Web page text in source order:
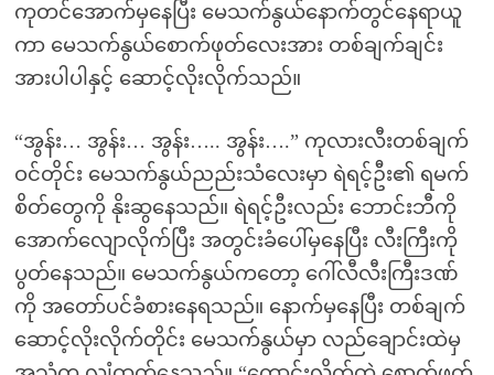
ကုတင်အောက်မှနေပြီး မေသက်နွယ်နောက်တွင်နေရာယူ
ကာ မေသက်နွယ်စောက်ဖုတ်လေးအား တစ်ချက်ချင်း
အားပါပါနှင့် ဆောင့်လိုးလိုက်သည်။
“အွန်း… အွန်း… အွန်း….. အွန်း….” ကုလားလီးတစ်ချက်
ဝင်တိုင်း မေသက်နွယ်ညည်းသံလေးမှာ ရဲရင့်ဦး၏ ရမက်
စိတ်တွေကို နိုးဆွနေသည်။ ရဲရင့်ဦးလည်း ဘောင်းဘီကို
အောက်လျောလိုက်ပြီး အတွင်းခံပေါ်မှနေပြီး လီးကြီးကို
ပွတ်နေသည်။ မေသက်နွယ်ကတော့ ဂေါ်လီလီးကြီးဒဏ်
ကို အတော်ပင်ခံစားနေရသည်။ နောက်မှနေပြီး တစ်ချက်
ဆောင့်လိုးလိုက်တိုင်း မေသက်နွယ်မှာ လည်ချောင်းထဲမှ